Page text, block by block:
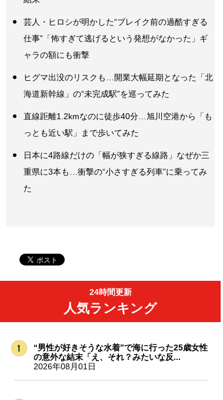
芸人・ヒロシが明かした“ブレイク前の過酷すぎる
仕事”「怖すぎて逃げるという発想がなかった」ギ
ャラの額にも衝撃
ヒグマ出没のリスクも…開業大幅延期となった「北
海道新幹線」の“未完成駅”を巡ってみた
直線距離1.2kmなのに徒歩40分…旭川空港から「も
っとも近い駅」まで歩いてみた
日本に4路線だけの「幅が狭すぎる線路」なぜか三
重県に3本も…衝撃の“小さすぎる列車”に乗ってみ
た
24時間更新
人気ランキング
“男性が好きそうな水着”で海に行った25歳女性
の意外な結末「え、それ？みたいな反...
2026年08月01日